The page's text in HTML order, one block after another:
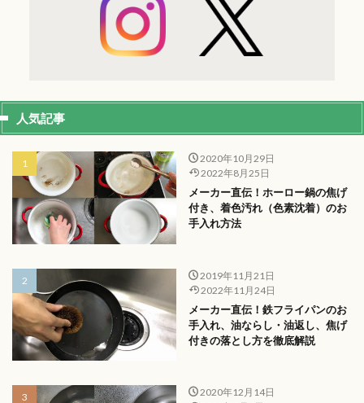
人気記事
2020年10月29日
2022年8月25日
メーカー直伝！ホーロー鍋の焦げ
付き、着色汚れ（色素沈着）のお
手入れ方法
2019年11月21日
2022年11月24日
メーカー直伝！鉄フライパンのお
手入れ、油ならし・油返し、焦げ
付きの落とし方を徹底解説
2020年12月14日